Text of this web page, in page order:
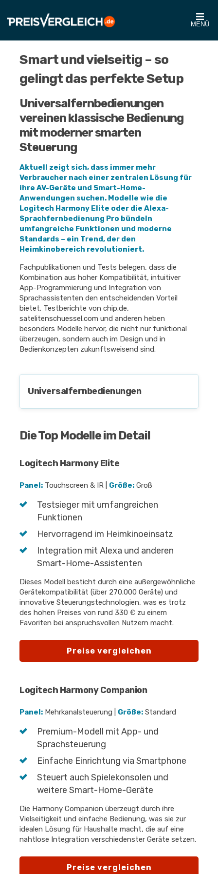
MENÜ
Smart und vielseitig – so
gelingt das perfekte Setup
Universalfernbedienungen
vereinen klassische Bedienung
mit moderner smarten
Steuerung
Aktuell zeigt sich, dass immer mehr
Verbraucher nach einer zentralen Lösung für
ihre AV-Geräte und Smart-Home-
Anwendungen suchen. Modelle wie die
Logitech Harmony Elite oder die Alexa-
Sprachfernbedienung Pro bündeln
umfangreiche Funktionen und moderne
Standards – ein Trend, der den
Heimkinobereich revolutioniert.
Fachpublikationen und Tests belegen, dass die
Kombination aus hoher Kompatibilität, intuitiver
App-Programmierung und Integration von
Sprachassistenten den entscheidenden Vorteil
bietet. Testberichte von chip.de,
satelitenschuessel.com und anderen heben
besonders Modelle hervor, die nicht nur funktional
überzeugen, sondern auch im Design und in
Bedienkonzepten zukunftsweisend sind.
Universalfernbedienungen
Die Top Modelle im Detail
Logitech Harmony Elite
Panel: Touchscreen & IR | Größe: Groß
Testsieger mit umfangreichen
Funktionen
Hervorragend im Heimkinoeinsatz
Integration mit Alexa und anderen
Smart-Home-Assistenten
Dieses Modell besticht durch eine außergewöhnliche
Gerätekompatibilität (über 270.000 Geräte) und
innovative Steuerungstechnologien, was es trotz
des hohen Preises von rund 330 € zu einem
Favoriten bei anspruchsvollen Nutzern macht.
Preise vergleichen
Logitech Harmony Companion
Panel: Mehrkanalsteuerung | Größe: Standard
Premium-Modell mit App- und
Sprachsteuerung
Einfache Einrichtung via Smartphone
Steuert auch Spielekonsolen und
weitere Smart-Home-Geräte
Die Harmony Companion überzeugt durch ihre
Vielseitigkeit und einfache Bedienung, was sie zur
idealen Lösung für Haushalte macht, die auf eine
nahtlose Integration verschiedenster Geräte setzen.
Preise vergleichen